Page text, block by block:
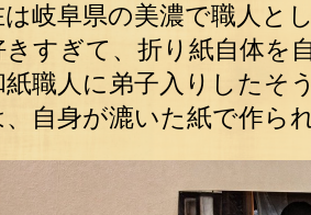
は岐阜県の美濃で職人と
きすぎて、折り紙自体を
職人に弟子入りしたそ
、自身が漉いた紙で作ら